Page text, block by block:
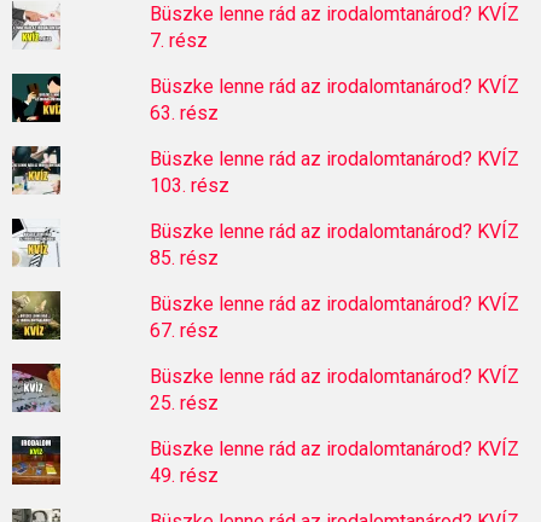
Büszke lenne rád az irodalomtanárod? KVÍZ
7. rész
Büszke lenne rád az irodalomtanárod? KVÍZ
63. rész
Büszke lenne rád az irodalomtanárod? KVÍZ
103. rész
Büszke lenne rád az irodalomtanárod? KVÍZ
85. rész
Büszke lenne rád az irodalomtanárod? KVÍZ
67. rész
Büszke lenne rád az irodalomtanárod? KVÍZ
25. rész
Büszke lenne rád az irodalomtanárod? KVÍZ
49. rész